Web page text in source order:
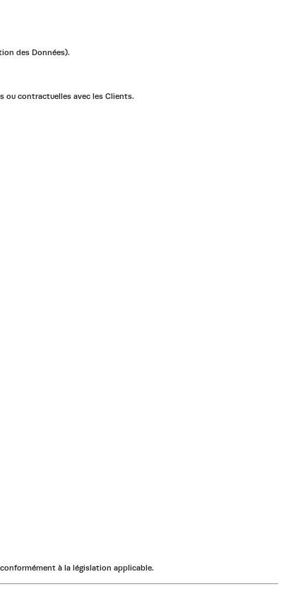
des Données).
ou contractuelles avec les Clients.
à la législation applicable.